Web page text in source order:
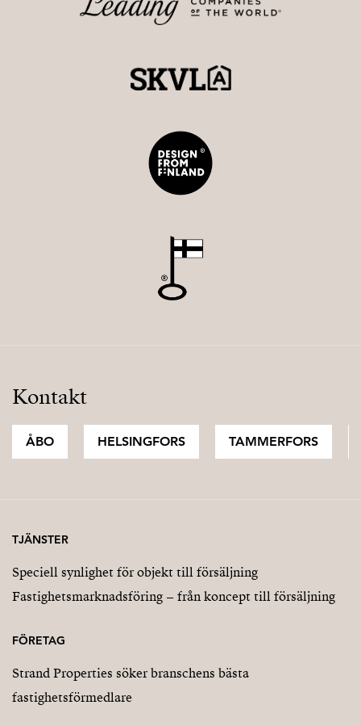
Kontakt
ÅBO HELSINGFORS TAMMERFORS
TJÄNSTER
Speciell synlighet för objekt till försäljning
Fastighetsmarknadsföring – från koncept till försäljning
FÖRETAG
Strand Properties söker branschens bästa
fastighetsförmedlare